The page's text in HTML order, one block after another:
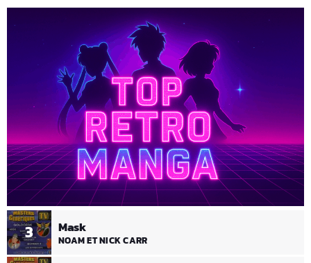
3 Mask
NOAM ET NICK CARR